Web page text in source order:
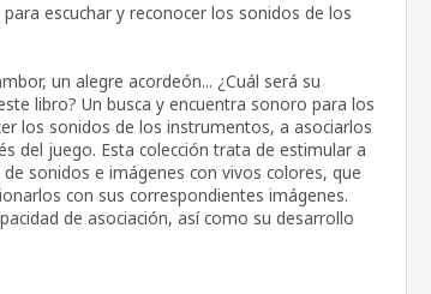
escuchar y reconocer los sonidos de los
un alegre acordeón... ¿Cuál será su
libro? Un busca y encuentra sonoro para los
los sonidos de los instrumentos, a asociarlos
del juego. Esta colección trata de estimular a
sonidos e imágenes con vivos colores, que
con sus correspondientes imágenes.
de asociación, así como su desarrollo